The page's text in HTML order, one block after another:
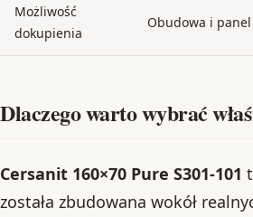
Możliwość
dokupienia
Obudowa i panel
Dlaczego warto wybrać
Cersanit 160×70 Pure S301-101
została zbudowana wokół